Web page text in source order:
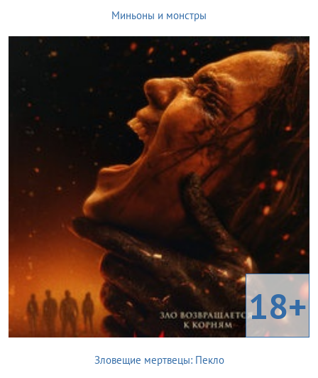
Миньоны и монстры
18+
Зловещие мертвецы: Пекло